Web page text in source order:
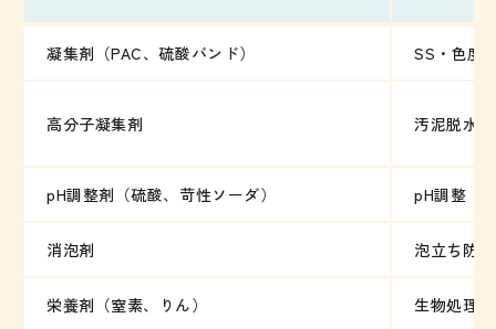
凝集剤（PAC、硫酸バンド） SS・色度
高分子凝集剤 汚泥脱水
pH調整剤（硫酸、苛性ソーダ） pH調整
消泡剤 泡立ち防止
栄養剤（窒素、りん） 生物処理